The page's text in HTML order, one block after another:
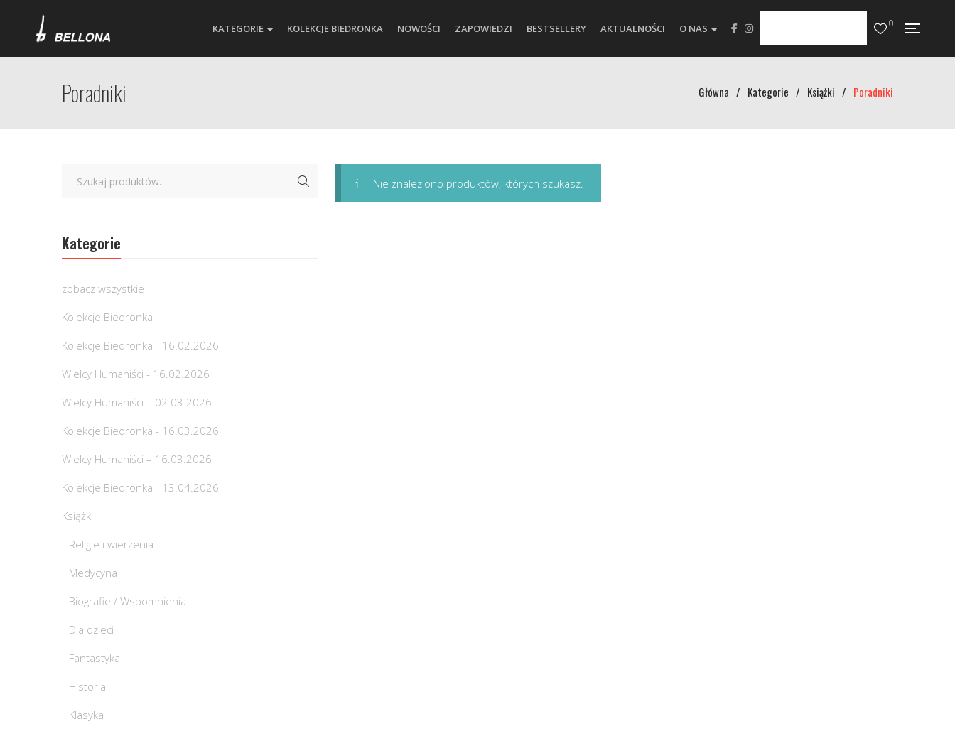
KATEGORIE KOLEKCJE BIEDRONKA NOWOŚCI ZAPOWIEDZI BESTSELLERY AKTUALNOŚCI O NAS 0
Poradniki Główna / Kategorie / Książki / Poradniki
Nie znaleziono produktów, których szukasz.
Kategorie
zobacz wszystkie
Kolekcje Biedronka
Kolekcje Biedronka - 16.02.2026
Wielcy Humaniści - 16.02.2026
Wielcy Humaniści – 02.03.2026
Kolekcje Biedronka - 16.03.2026
Wielcy Humaniści – 16.03.2026
Kolekcje Biedronka - 13.04.2026
Książki
Religie i wierzenia
Medycyna
Biografie / Wspomnienia
Dla dzieci
Fantastyka
Historia
Klasyka